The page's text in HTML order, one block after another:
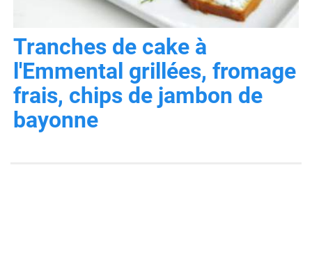
Tranches de cake à
l'Emmental grillées, fromage
frais, chips de jambon de
bayonne